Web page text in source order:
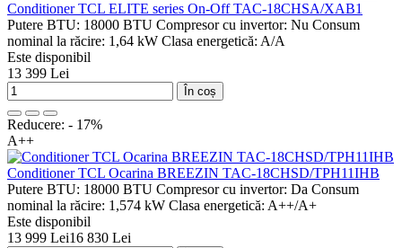
Conditioner TCL ELITЕ series On-Off TAC-18CHSA/XAB1
Putere BTU: 18000 BTU Compresor cu invertor: Nu Consum
nominal la răcire: 1,64 kW Clasa energetică: A/A
Este disponibil
13 399 Lei
În coș
Reducere: - 17%
A++
Conditioner TCL Ocarina BREEZIN TAC-18CHSD/TPH11IHB
Putere BTU: 18000 BTU Compresor cu invertor: Da Consum
nominal la răcire: 1,574 kW Clasa energetică: A++/A+
Este disponibil
13 999 Lei16 830 Lei